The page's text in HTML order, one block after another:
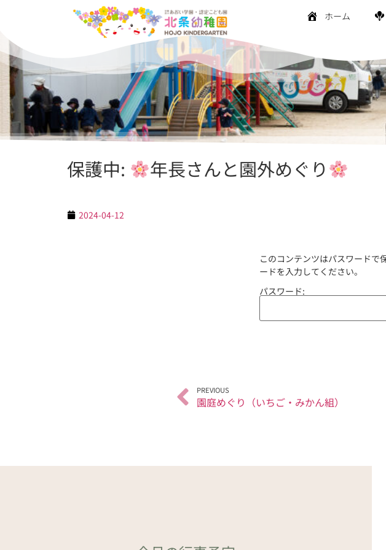
ホーム
保護中: 年長さんと園外めぐり
2024-04-12
このコンテンツはパスワードで
ードを入力してください。
パスワード:
PREVIOUS
園庭めぐり（いちご・みかん組）